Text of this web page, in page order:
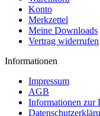
Konto
Merkzettel
Meine Downloads
Vertrag widerrufen
Informationen
Impressum
AGB
Informationen zur